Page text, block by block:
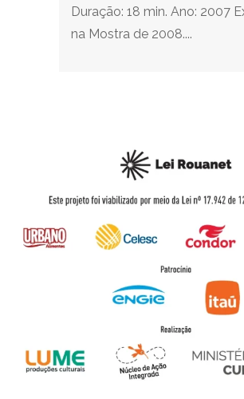
Duração: 18 min. Ano: 2007
na Mostra de 2008....